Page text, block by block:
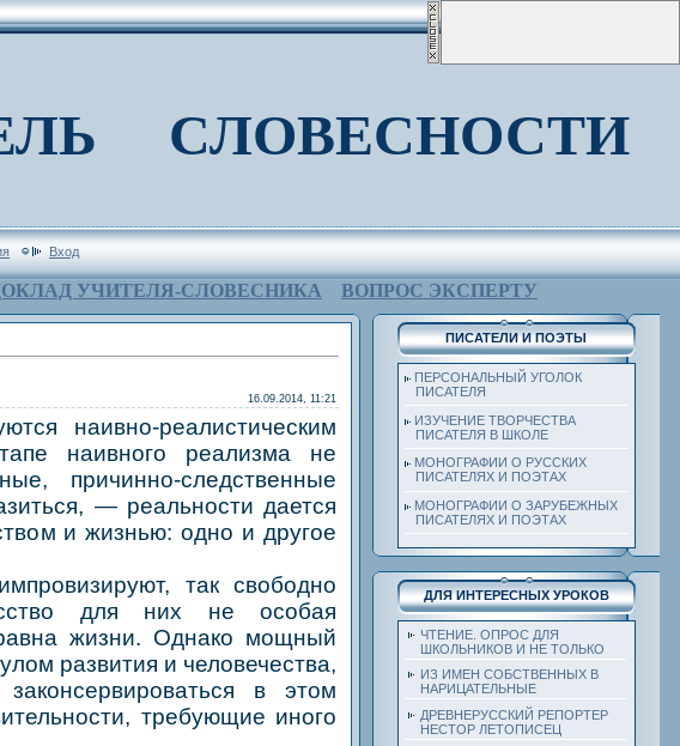
СЛОВЕСНОСТИ
Вход
УЧИТЕЛЯ-СЛОВЕСНИКА ВОПРОС ЭКСПЕРТУ
16.09.2014, 11:21
наивно-реалистическим
наивного реализма не
причинно-следственные
— реальности дается
и жизнью: одно и другое
так свободно
для них не особая
жизни. Однако мощный
развития и человечества,
в этом
требующие иного
ПИСАТЕЛИ И ПОЭТЫ
ПЕРСОНАЛЬНЫЙ УГОЛОК
ПИСАТЕЛЯ
ИЗУЧЕНИЕ ТВОРЧЕСТВА
ПИСАТЕЛЯ В ШКОЛЕ
МОНОГРАФИИ О РУССКИХ
ПИСАТЕЛЯХ И ПОЭТАХ
МОНОГРАФИИ О ЗАРУБЕЖНЫХ
ПИСАТЕЛЯХ И ПОЭТАХ
ДЛЯ ИНТЕРЕСНЫХ УРОКОВ
ЧТЕНИЕ. ОПРОС ДЛЯ
ШКОЛЬНИКОВ И НЕ ТОЛЬКО
ИЗ ИМЕН СОБСТВЕННЫХ В
НАРИЦАТЕЛЬНЫЕ
ДРЕВНЕРУССКИЙ РЕПОРТЕР
НЕСТОР ЛЕТОПИСЕЦ